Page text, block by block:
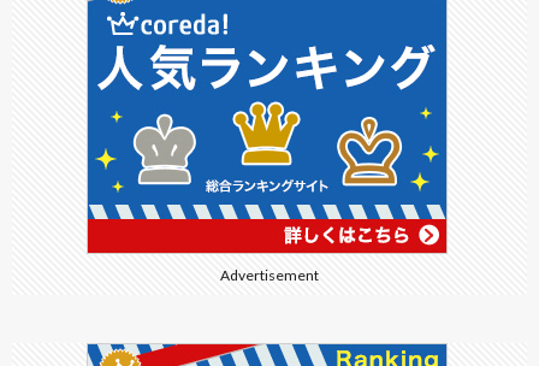
Advertisement